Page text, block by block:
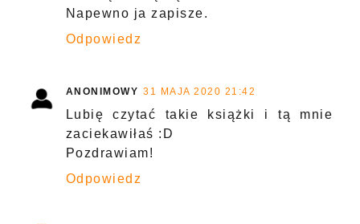
Napewno ja zapisze.
Odpowiedz
ANONIMOWY 31 MAJA 2020 21:42
Lubię czytać takie książki i tą mnie
zaciekawiłaś :D
Pozdrawiam!
Odpowiedz